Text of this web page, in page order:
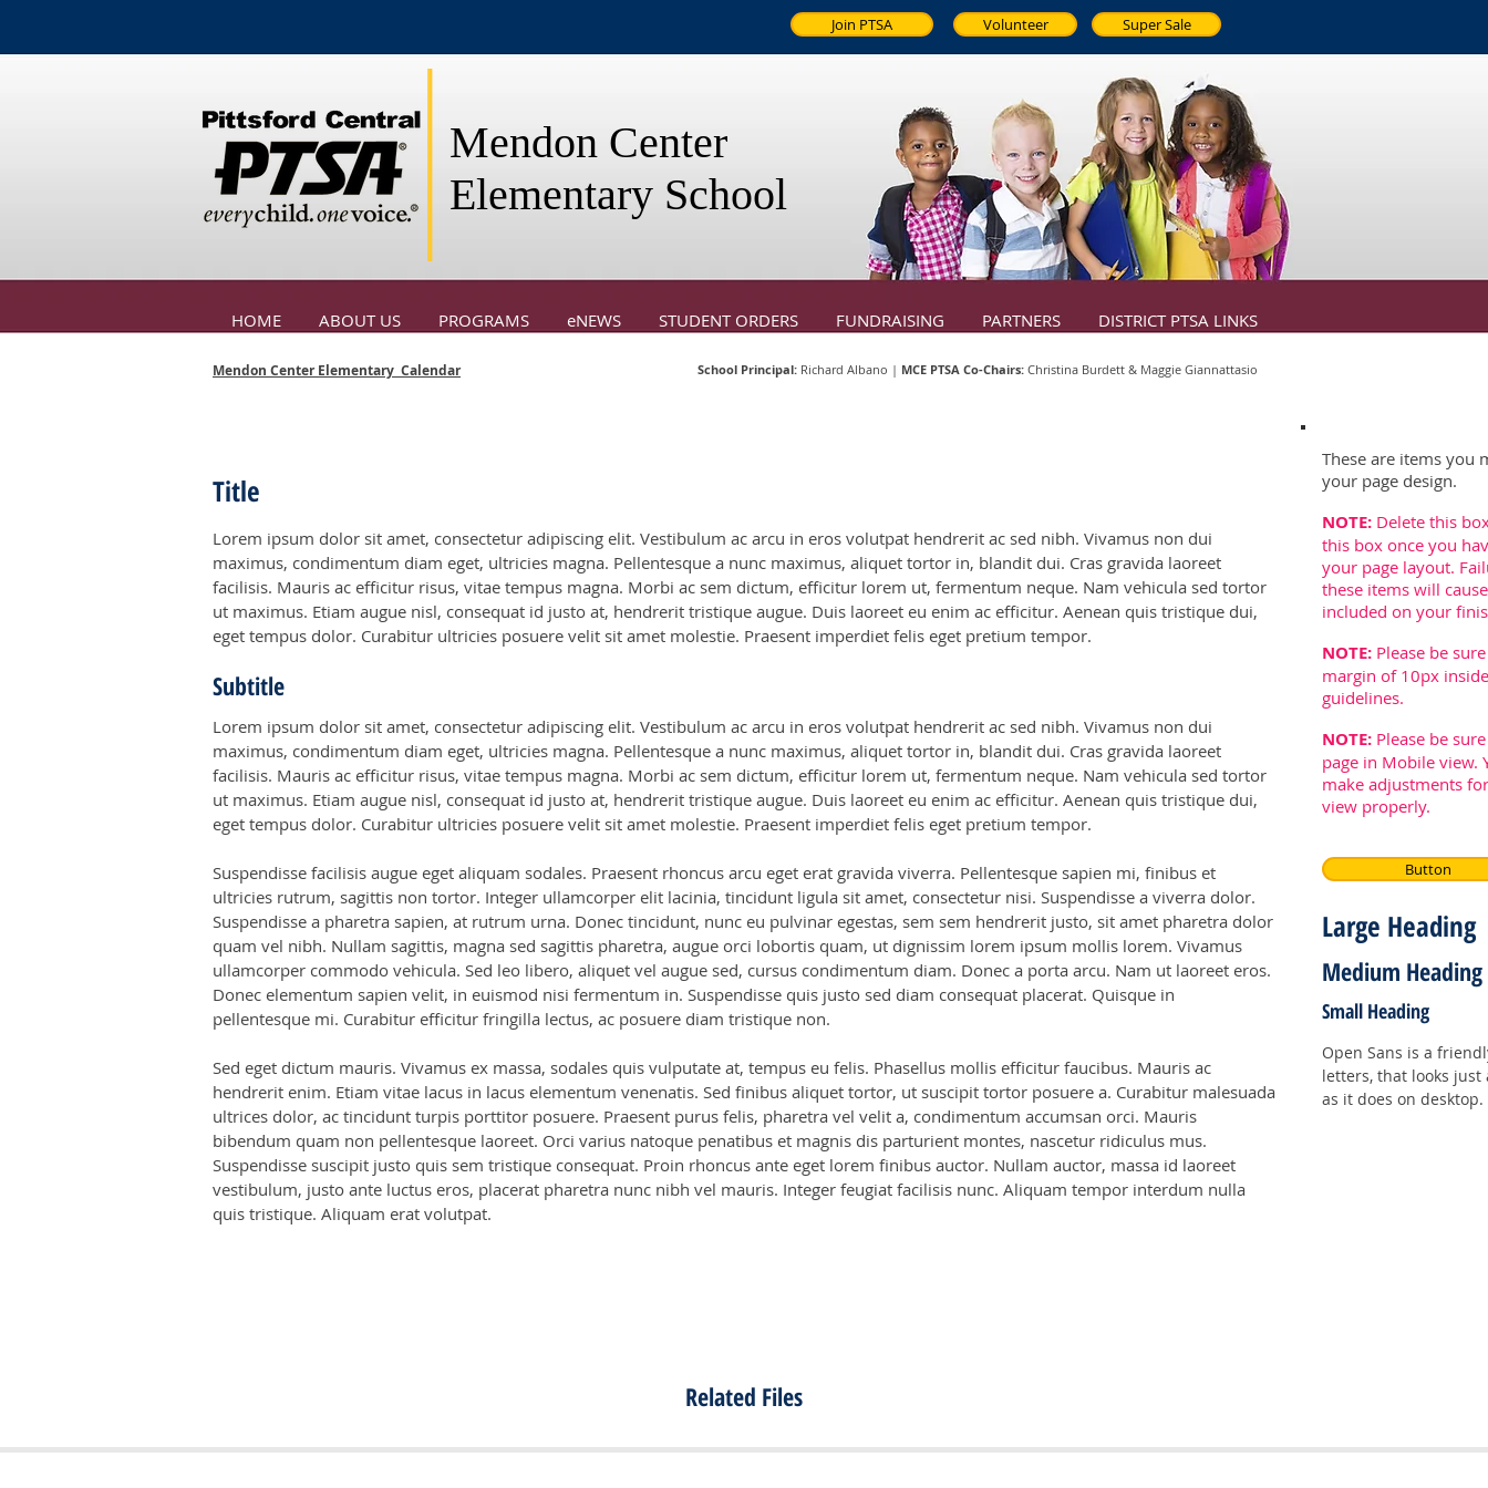
Mendon Center
Elementary School
Join PTSA Volunteer Super Sale
HOME ABOUT US PROGRAMS eNEWS STUDENT ORDERS FUNDRAISING PARTNERS DISTRICT PTSA LINKS
Mendon Center Elementary Calendar School Principal: Richard Albano | MCE PTSA Co-Chairs: Christina Burdett & Maggie Giannattasio
Title
Lorem ipsum dolor sit amet, consectetur adipiscing elit. Vestibulum ac arcu in eros volutpat hendrerit ac sed nibh. Vivamus non dui
maximus, condimentum diam eget, ultricies magna. Pellentesque a nunc maximus, aliquet tortor in, blandit dui. Cras gravida laoreet
facilisis. Mauris ac efficitur risus, vitae tempus magna. Morbi ac sem dictum, efficitur lorem ut, fermentum neque. Nam vehicula sed tortor
ut maximus. Etiam augue nisl, consequat id justo at, hendrerit tristique augue. Duis laoreet eu enim ac efficitur. Aenean quis tristique dui,
eget tempus dolor. Curabitur ultricies posuere velit sit amet molestie. Praesent imperdiet felis eget pretium tempor.
Subtitle
Lorem ipsum dolor sit amet, consectetur adipiscing elit. Vestibulum ac arcu in eros volutpat hendrerit ac sed nibh. Vivamus non dui
maximus, condimentum diam eget, ultricies magna. Pellentesque a nunc maximus, aliquet tortor in, blandit dui. Cras gravida laoreet
facilisis. Mauris ac efficitur risus, vitae tempus magna. Morbi ac sem dictum, efficitur lorem ut, fermentum neque. Nam vehicula sed tortor
ut maximus. Etiam augue nisl, consequat id justo at, hendrerit tristique augue. Duis laoreet eu enim ac efficitur. Aenean quis tristique dui,
eget tempus dolor. Curabitur ultricies posuere velit sit amet molestie. Praesent imperdiet felis eget pretium tempor.
Suspendisse facilisis augue eget aliquam sodales. Praesent rhoncus arcu eget erat gravida viverra. Pellentesque sapien mi, finibus et
ultricies rutrum, sagittis non tortor. Integer ullamcorper elit lacinia, tincidunt ligula sit amet, consectetur nisi. Suspendisse a viverra dolor.
Suspendisse a pharetra sapien, at rutrum urna. Donec tincidunt, nunc eu pulvinar egestas, sem sem hendrerit justo, sit amet pharetra dolor
quam vel nibh. Nullam sagittis, magna sed sagittis pharetra, augue orci lobortis quam, ut dignissim lorem ipsum mollis lorem. Vivamus
ullamcorper commodo vehicula. Sed leo libero, aliquet vel augue sed, cursus condimentum diam. Donec a porta arcu. Nam ut laoreet eros.
Donec elementum sapien velit, in euismod nisi fermentum in. Suspendisse quis justo sed diam consequat placerat. Quisque in
pellentesque mi. Curabitur efficitur fringilla lectus, ac posuere diam tristique non.
Sed eget dictum mauris. Vivamus ex massa, sodales quis vulputate at, tempus eu felis. Phasellus mollis efficitur faucibus. Mauris ac
hendrerit enim. Etiam vitae lacus in lacus elementum venenatis. Sed finibus aliquet tortor, ut suscipit tortor posuere a. Curabitur malesuada
ultrices dolor, ac tincidunt turpis porttitor posuere. Praesent purus felis, pharetra vel velit a, condimentum accumsan orci. Mauris
bibendum quam non pellentesque laoreet. Orci varius natoque penatibus et magnis dis parturient montes, nascetur ridiculus mus.
Suspendisse suscipit justo quis sem tristique consequat. Proin rhoncus ante eget lorem finibus auctor. Nullam auctor, massa id laoreet
vestibulum, justo ante luctus eros, placerat pharetra nunc nibh vel mauris. Integer feugiat facilisis nunc. Aliquam tempor interdum nulla
quis tristique. Aliquam erat volutpat.
These are items you
your page design.
NOTE: Delete this
this box once you
your page layout.
these items will
included on your
NOTE: Please be
margin of 10px
guidelines.
NOTE: Please be
page in Mobile view.
make adjustments
view properly.
Button
Large Heading
Medium Heading
Small Heading
Open Sans is a
letters, that looks just
as it does on desktop.
Related Files